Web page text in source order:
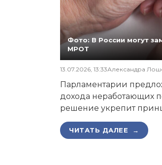
Фото: В России могут
МРОТ
13.07.2026, 13:33Александра
Парламентарии
дохода неработающих
решение укрепит
ЧИТАТЬ ДАЛЕЕ →